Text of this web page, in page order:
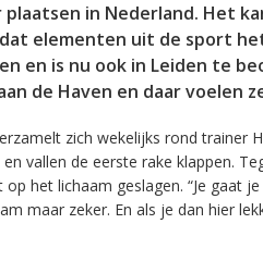
in Nederland. Het
elementen uit de sport
en is nu ook in Leiden te
de Haven en daar voelen
zich wekelijks rond trainer
vallen de eerste rake klappen.
het lichaam geslagen. “Je gaat
maar zeker. En als je dan hier